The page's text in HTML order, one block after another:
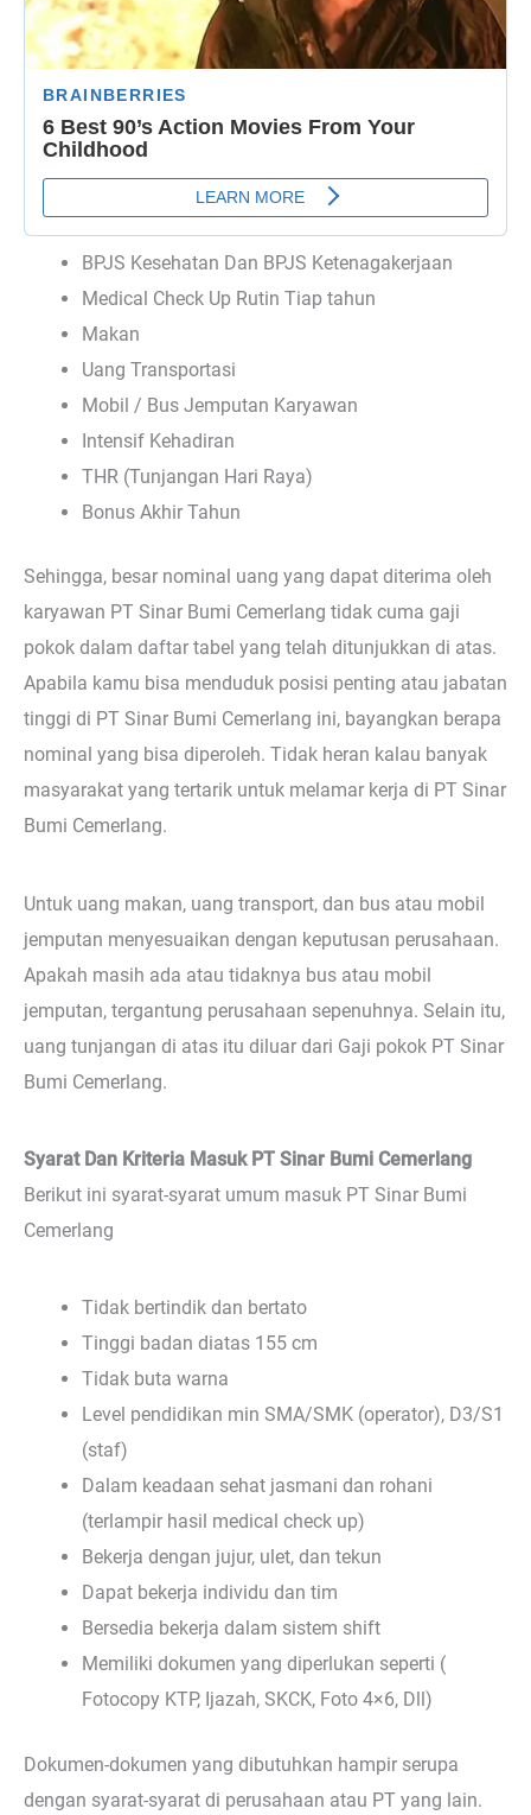
BPJS Kesehatan Dan BPJS Ketenagakerjaan
Medical Check Up Rutin Tiap tahun
Makan
Uang Transportasi
Mobil / Bus Jemputan Karyawan
Intensif Kehadiran
THR (Tunjangan Hari Raya)
Bonus Akhir Tahun
Sehingga, besar nominal uang yang dapat diterima oleh
karyawan PT Sinar Bumi Cemerlang tidak cuma gaji
pokok dalam daftar tabel yang telah ditunjukkan di atas.
Apabila kamu bisa menduduk posisi penting atau jabatan
tinggi di PT Sinar Bumi Cemerlang ini, bayangkan berapa
nominal yang bisa diperoleh. Tidak heran kalau banyak
masyarakat yang tertarik untuk melamar kerja di PT Sinar
Bumi Cemerlang.
Untuk uang makan, uang transport, dan bus atau mobil
jemputan menyesuaikan dengan keputusan perusahaan.
Apakah masih ada atau tidaknya bus atau mobil
jemputan, tergantung perusahaan sepenuhnya. Selain itu,
uang tunjangan di atas itu diluar dari Gaji pokok PT Sinar
Bumi Cemerlang.
Syarat Dan Kriteria Masuk PT Sinar Bumi Cemerlang
Berikut ini syarat-syarat umum masuk PT Sinar Bumi
Cemerlang
Tidak bertindik dan bertato
Tinggi badan diatas 155 cm
Tidak buta warna
Level pendidikan min SMA/SMK (operator), D3/S1
(staf)
Dalam keadaan sehat jasmani dan rohani
(terlampir hasil medical check up)
Bekerja dengan jujur, ulet, dan tekun
Dapat bekerja individu dan tim
Bersedia bekerja dalam sistem shift
Memiliki dokumen yang diperlukan seperti (
Fotocopy KTP, Ijazah, SKCK, Foto 4×6, Dll)
Dokumen-dokumen yang dibutuhkan hampir serupa
dengan syarat-syarat di perusahaan atau PT yang lain.